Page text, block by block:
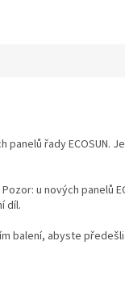
řady ECOSUN.
u nových panelů
díl.
balení, abyste